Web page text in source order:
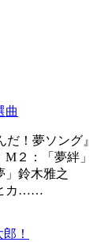
曲
！夢ソング』
２：「夢絆」
」鈴木雅之
ヒカ……
！